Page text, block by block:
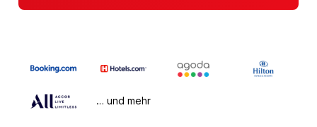
… und mehr